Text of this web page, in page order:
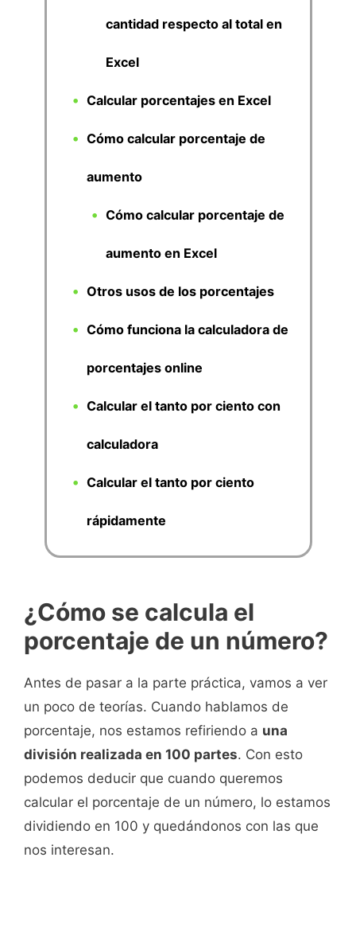
cantidad respecto al total en
Excel
Calcular porcentajes en Excel
Cómo calcular porcentaje de
aumento
Cómo calcular porcentaje de
aumento en Excel
Otros usos de los porcentajes
Cómo funciona la calculadora de
porcentajes online
Calcular el tanto por ciento con
calculadora
Calcular el tanto por ciento
rápidamente
¿Cómo se calcula el
porcentaje de un número?
Antes de pasar a la parte práctica, vamos a ver
un poco de teorías. Cuando hablamos de
porcentaje, nos estamos refiriendo a una
división realizada en 100 partes. Con esto
podemos deducir que cuando queremos
calcular el porcentaje de un número, lo estamos
dividiendo en 100 y quedándonos con las que
nos interesan.